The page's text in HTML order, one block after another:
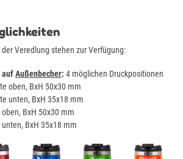
Veredlung stehen zur Verfügung:
aufAußenbecher: 4 möglichen Druckpositionen
oben, BxH 50x30 mm
unten, BxH 35x18 mm
oben, BxH 50x30 mm
unten, BxH 35x18 mm